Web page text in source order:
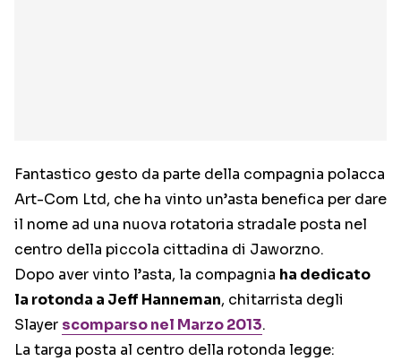
Fantastico gesto da parte della compagnia polacca
Art-Com Ltd, che ha vinto un’asta benefica per dare
il nome ad una nuova rotatoria stradale posta nel
centro della piccola cittadina di Jaworzno.
Dopo aver vinto l’asta, la compagnia ha dedicato
la rotonda a Jeff Hanneman, chitarrista degli
Slayer scomparso nel Marzo 2013.
La targa posta al centro della rotonda legge: